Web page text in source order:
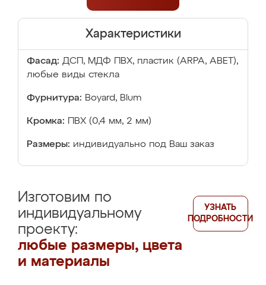
Характеристики
Фасад: ДСП, МДФ ПВХ, пластик (ARPA, ABET),
любые виды стекла
Фурнитура: Boyard, Blum
Кромка: ПВХ (0,4 мм, 2 мм)
Размеры: индивидуально под Ваш заказ
Изготовим по
индивидуальному
проекту:
любые размеры, цвета
и материалы
УЗНАТЬ
ПОДРОБНОСТИ